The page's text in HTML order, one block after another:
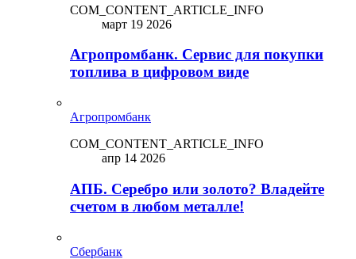
COM_CONTENT_ARTICLE_INFO
март 19 2026
Агропромбанк. Сервис для покупки
топлива в цифровом виде
Агропромбанк
COM_CONTENT_ARTICLE_INFO
апр 14 2026
АПБ. Серебро или золото? Владейте
счетом в любом металле!
Сбербанк